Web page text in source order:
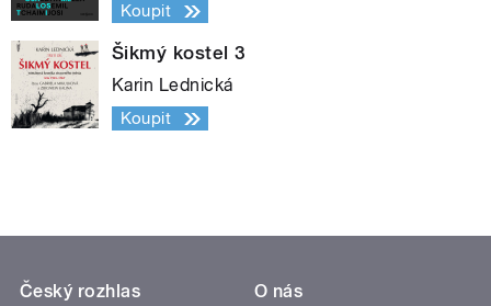
Koupit
Šikmý kostel 3
Karin Lednická
Koupit
Český rozhlas
O nás